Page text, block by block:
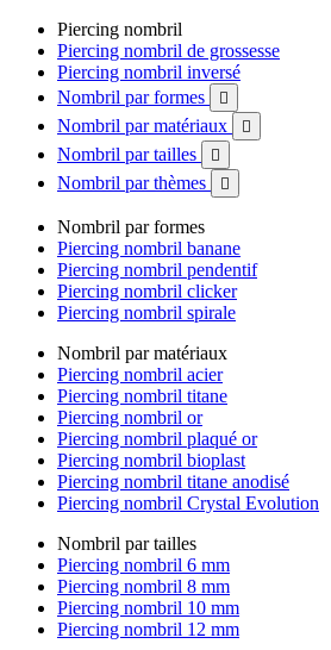
Piercing nombril
Piercing nombril de grossesse
Piercing nombril inversé
Nombril par formes

Nombril par matériaux 
Nombril par tailles 
Nombril par thèmes 
Nombril par formes
Piercing nombril banane
Piercing nombril pendentif
Piercing nombril clicker
Piercing nombril spirale
Nombril par matériaux
Piercing nombril acier
Piercing nombril titane
Piercing nombril or
Piercing nombril plaqué or
Piercing nombril bioplast
Piercing nombril titane anodisé
Piercing nombril Crystal Evolution
Nombril par tailles
Piercing nombril 6 mm
Piercing nombril 8 mm
Piercing nombril 10 mm
Piercing nombril 12 mm